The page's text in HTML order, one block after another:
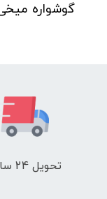
تحویل 24 ساعته